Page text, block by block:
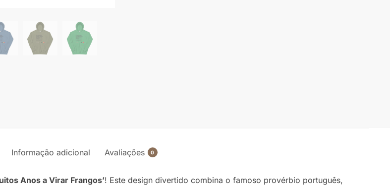
Informação adicional Avaliações 0
Anos a Virar Frangos’! Este design divertido combina o famoso provérbio português,